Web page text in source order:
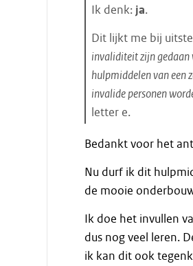
starten
Ik denk: ja.
Dit lijkt me bij
invaliditeit zijn gedaan
hulpmiddelen van een
invalide personen
letter e.
citaat
Bedankt voor het
Nu durf ik dit
de mooie
Ik doe het invullen
dus nog veel leren.
ik kan dit ook